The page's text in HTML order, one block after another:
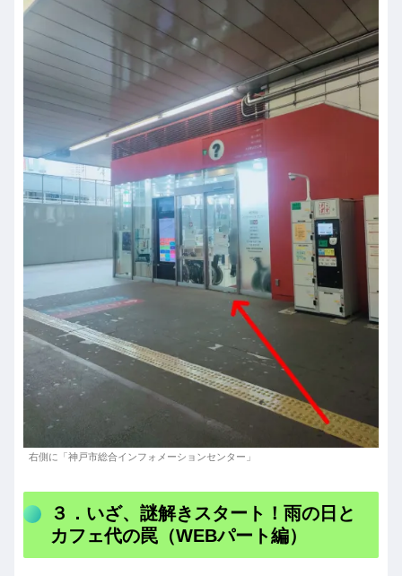
右側に「神戸市総合インフォメーションセンター」
３．いざ、謎解きスタート！雨の日と
カフェ代の罠（WEBパート編）